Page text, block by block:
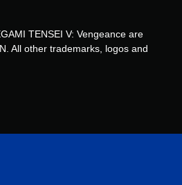
1
7
TENSEI V: Vengeance are
All other trademarks, logos and